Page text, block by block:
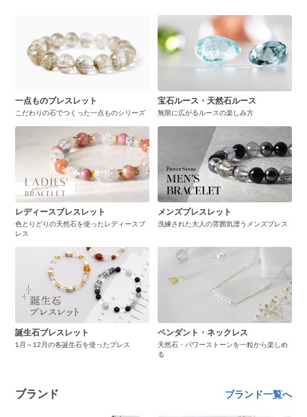
一点ものブレスレット
こだわりの石でつくった一点ものシリーズ
宝石ルース・天然石ルース
無限に広がるルースの楽しみ方
レディースブレスレット
色とりどりの天然石を使ったレディースブ
レス
メンズブレスレット
洗練された大人の雰囲気漂うメンズブレス
誕生石ブレスレット
1月～12月の各誕生石を使ったブレス
ペンダント・ネックレス
天然石・パワーストーンを一粒から楽しめ
る
ブランド ブランド一覧へ